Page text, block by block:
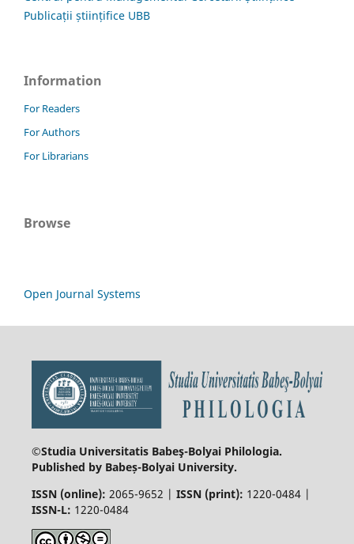
Publicații științifice UBB
Information
For Readers
For Authors
For Librarians
Browse
Open Journal Systems
©Studia Universitatis Babeş-Bolyai Philologia.
Published by Babeș-Bolyai University.
ISSN (online): 2065-9652 | ISSN (print): 1220-0484 |
ISSN-L: 1220-0484